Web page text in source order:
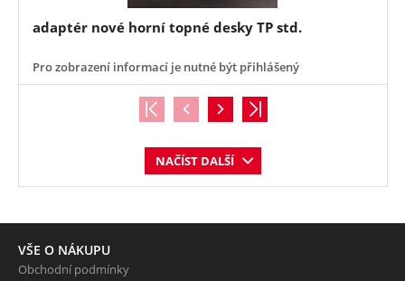
adaptér nové horní topné desky TP std.
Pro zobrazení informací je nutné být přihlášený
NAČÍST DALŠÍ
VŠE O NÁKUPU
Obchodní podmínky